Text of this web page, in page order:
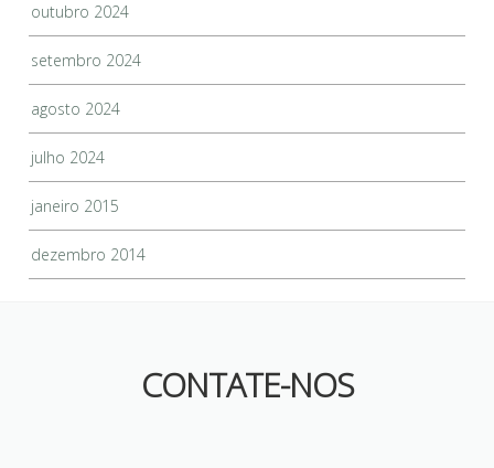
outubro 2024
setembro 2024
agosto 2024
julho 2024
janeiro 2015
dezembro 2014
CONTATE-NOS